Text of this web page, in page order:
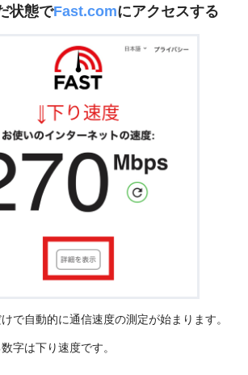
状態でFast.comにアクセスする
で自動的に通信速度の測定が始まります。
字は下り速度です。